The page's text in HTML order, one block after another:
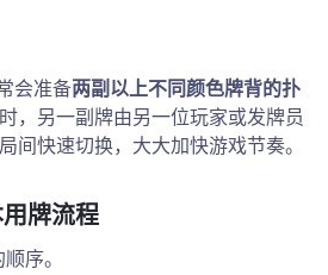
会准备两副以上不同颜色牌背的扑
，另一副牌由另一位玩家或发牌员
间快速切换，大大加快游戏节奏。
牌流程
序。